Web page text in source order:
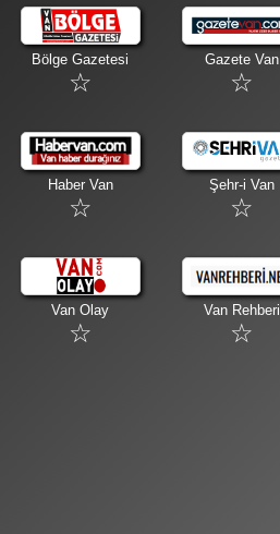
Bölge Gazetesi Gazete Van
Haber Van Şehr-i Van
Van Olay Van Rehberi